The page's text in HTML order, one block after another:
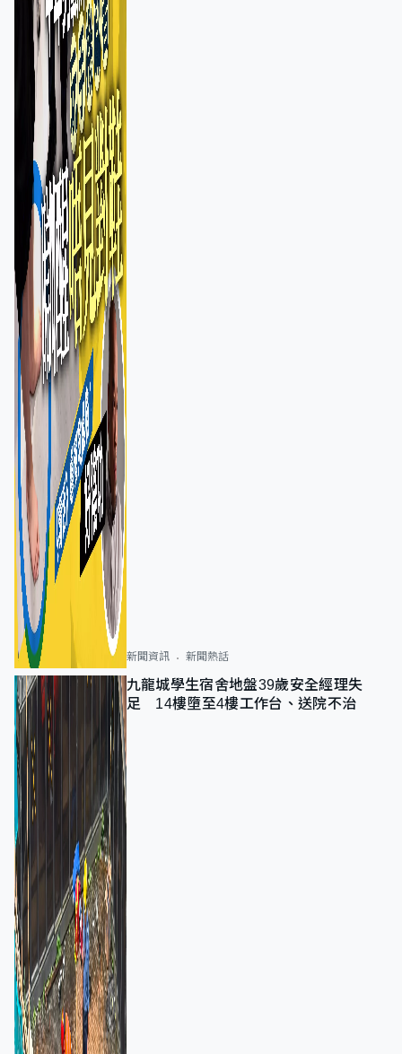
新聞資訊 新聞熱話
九龍城學生宿舍地盤39歲安全經理失
足 14樓墮至4樓工作台、送院不治